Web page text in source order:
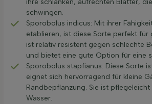
ihre schlanken, aufrechten Blätter,
schwingen.
Sporobolus indicus: Mit ihrer
etablieren, ist diese Sorte perfekt für
ist relativ resistent gegen schlechte
und bietet eine gute Option für eine
Sporobolus stapfianus: Diese Sorte
eignet sich hervorragend für kleine
Randbepflanzung. Sie ist
Wasser.